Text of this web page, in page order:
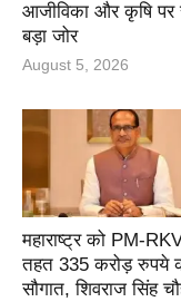
आजीविका और कृषि
बड़ा जोर
August 5, 2026
महाराष्ट्र को PM-
तहत 335 करोड़ रुपये
सौगात, शिवराज सिंह